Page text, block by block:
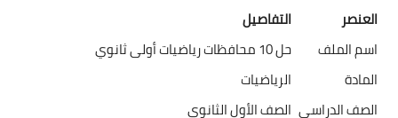
العنصر
التفاصيل
اسم الملف
حل 10 محافظات رياضيات أولى ثانوي
المادة
الرياضيات
الصف الدراسي الصف الأول الثانوي